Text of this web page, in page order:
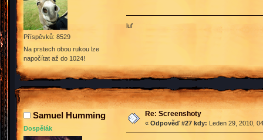
Příspěvků: 8529
Na prstech obou rukou lze
napočítat až do 1024!
luf
Samuel Humming
Dospělák
Re: Screenshoty
« Odpověď #27 kdy: Leden 29, 2010,